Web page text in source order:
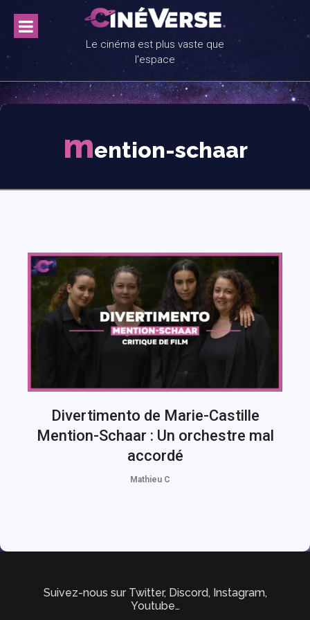
content
Le cinéma est plus vaste que
l'espace
mention-schaar
Divertimento de Marie-Castille
Mention-Schaar : Un orchestre mal
accordé
Mathieu C
Suivez-nous sur Twitter, Discord, Instagram,
Youtube…